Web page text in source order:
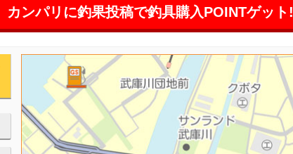
カンパリに釣果投稿で釣具購入POINTゲット!